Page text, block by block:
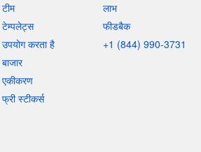
टीम
टेम्पलेट्स
उपयोग करता है
बाजार
एकीकरण
फ्री स्टीकर्स
लाभ
फीडबैक
+1 (844) 990-3731